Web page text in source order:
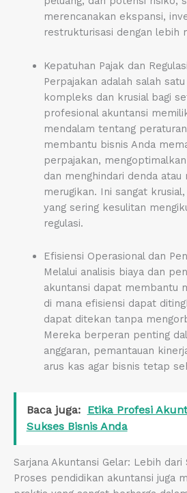
merencanakan ekspansi,
restrukturisasi dengan lebih
Kepatuhan Pajak dan Regulasi
Perpajakan adalah salah
kompleks dan krusial bagi
profesional akuntansi
mendalam tentang
membantu bisnis Anda
perpajakan,
dan menghindari denda atau
merugikan. Ini sangat
yang sering kesulitan
regulasi.
Efisiensi Operasional dan
Melalui analisis biaya dan
akuntansi dapat membantu
di mana efisiensi dapat
dapat ditekan tanpa
Mereka berperan penting
anggaran, pemantauan
arus kas agar bisnis tetap
Baca juga:
Etika Profesi
Sukses Bisnis Anda
Sarjana Akuntansi Gelar: Lebih dari
Proses pendidikan akuntansi juga